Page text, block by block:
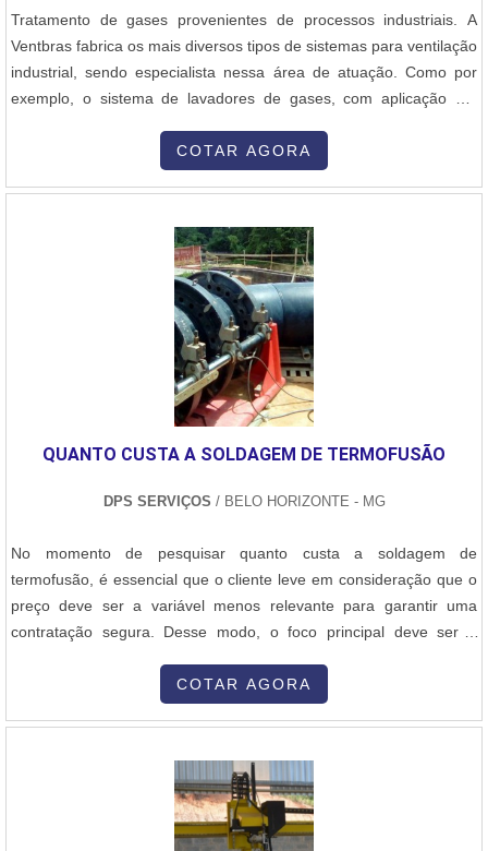
atividades.Discorrendo ainda sobre preço de queimadores para
caldeiras, sempre deve-se buscar uma empresa que tenha
produtos e serviços com ótima qualidade e proteção, detalhes
primordiais que são deixados de lado por muitas empresas que
E-Burner Combustão Industrial é uma empresa altamente
qualificada quando exploramos o segmento de combustão
industrial. A empresa busca sempre a qualidade final para
QUALIDADE NO SEGMENTOSomente na E-Burner Combustão
Industrial é possível encontrar a solução para quem busca
combustão industrial. São opções variadas que a empresa oferece,
como queimadores de fornos industriais e manutenção corretiva
para queimadores com ótima qualidade e
assertividade.Garantimos a satisfação dos clientes através de um
atendimento singular, por meio de profissionais treinados e
altamente qualificados. A E-Burner Combustão Industrial é uma
empresa que tem despontado no segmento pela idoneidade em
Tratamento de gases provenientes de processos industriais. A
Ventbras fabrica os mais diversos tipos de sistemas para ventilação
industrial, sendo especialista nessa área de atuação. Como por
exemplo, o sistema de lavadores de gases, com aplicação em
superfície, entre outros.....COTAR AGORA
QUANTO CUSTA A SOLDAGEM DE TERMOFUSÃO
DPS SERVIÇOS / BELO HORIZONTE - MG
No momento de pesquisar quanto custa a soldagem de
termofusão, é essencial que o cliente leve em consideração que o
preço deve ser a variável menos relevante para garantir uma
contratação segura. Desse modo, o foco principal deve ser a
contratação.AS PRINCIPAIS INFORMAÇÕES SOBRE O SERVIÇOA
profissionais experientes, garantindo que cada etapa do processo
seja seguido de maneira rigorosa e alcançando o melhor resultado.
Por isso, contar com uma empresa de qualidade reconhecida,
como a DPS, é essencial.No geral, a empresa é especializada em
COTAR AGORA